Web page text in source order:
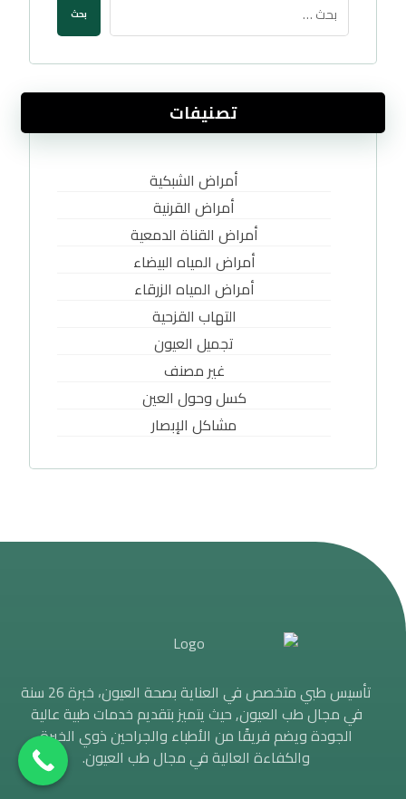
تصنيفات
أمراض الشبكية
أمراض القرنية
أمراض القناة الدمعية
أمراض المياه البيضاء
أمراض المياه الزرقاء
التهاب القزحية
تجميل العيون
غير مصنف
كسل وحول العين
مشاكل الإبصار
تأسيس طبي متخصص في العناية بصحة العيون، خبرة 26 سنة
في مجال طب العيون, حيث يتميز بتقديم خدمات طبية عالية
الجودة ويضم فريقًا من الأطباء والجراحين ذوي الخبرة
والكفاءة العالية في مجال طب العيون.